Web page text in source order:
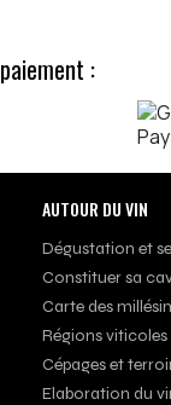
:
AUTOUR DU VIN
Dégustation et
Constituer sa
Carte des
Régions viticoles
Cépages et
Elaboration du